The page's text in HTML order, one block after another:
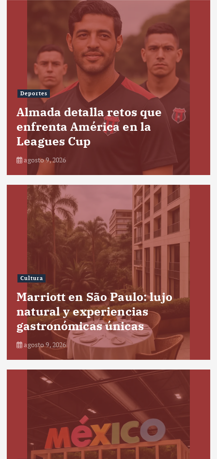
Deportes
Almada detalla retos que
enfrenta América en la
Leagues Cup
agosto 9, 2026
Cultura
Marriott en São Paulo: lujo
natural y experiencias
gastronómicas únicas
agosto 9, 2026